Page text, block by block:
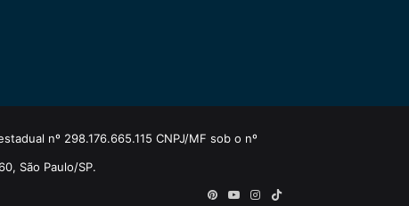
nº 298.176.665.115 CNPJ/MF sob o nº
São Paulo/SP.
PinterestYouTubeInstagram
TikTok